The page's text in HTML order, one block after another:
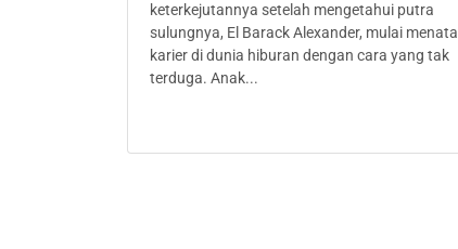
keterkejutannya setelah mengetahui putra
sulungnya, El Barack Alexander, mulai menata
karier di dunia hiburan dengan cara yang tak
terduga. Anak...